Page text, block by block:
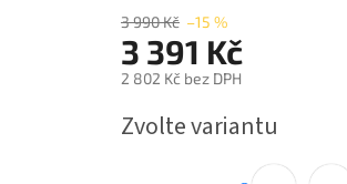
3 990 Kč –15 %
3 391 Kč
2 802 Kč bez DPH
cena:
Zvolte variantu